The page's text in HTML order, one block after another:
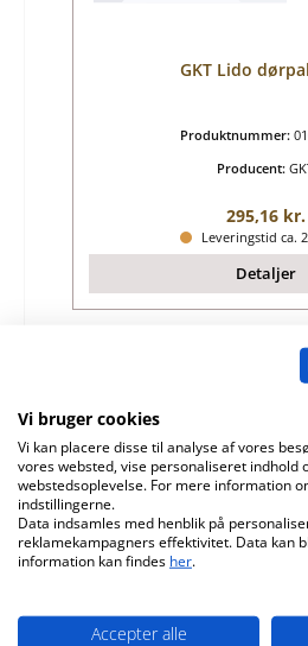
GKT Lido
Produktnummer:
Producent:
Almindelig
295,16 kr.
Leveringstid ca.
Detaljer
Vi bruger cookies
Vi kan placere disse til analyse af vores
vores websted, vise personaliseret indhold
webstedsoplevelse. For mere information
indstillingerne.
Data indsamles med henblik på
reklamekampagners effektivitet. Data kan
information kan findes her.
Accepter alle